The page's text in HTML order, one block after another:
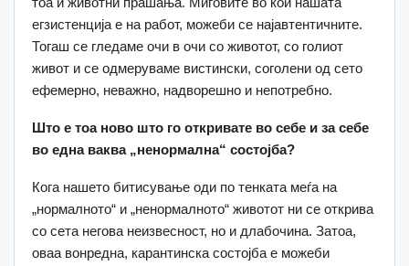
егзистенција е на работ, можеби се најавтентичните.
Тогаш се гледаме очи в очи со животот, со голиот
живот и се одмеруваме вистински, соголени од сето
ефемерно, неважно, надворешно и непотребно.
Што е тоа ново што го откривате во себе и за себе
во една ваква „ненормална“ состојба?
Кога нашето битисување оди по тенката меѓа на
„нормалното“ и „ненормалното“ животот ни се открива
со сета негова неизвесност, но и длабочина. Затоа,
оваа вонредна, карантинска состојба е можеби